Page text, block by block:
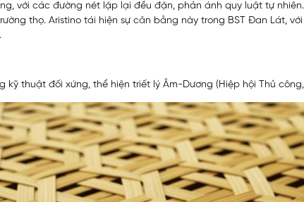
với các đường nét lặp lại đều đặn, phản ánh quy luật tự
thọ. Aristino tái hiện sự cân bằng này trong BST Đan Lát,
kỹ thuật đối xứng, thể hiện triết lý Âm-Dương (Hiệp hội Thủ công,